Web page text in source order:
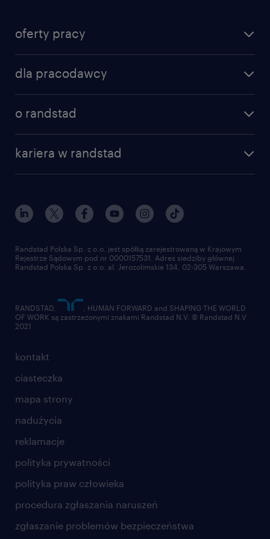
oferty pracy
dla pracodawcy
o randstad
kariera w randstad
kontakt
ciasteczka
mapa strony
nadużycia
reklamacje
polityka prywatności
polityka praw człowieka
procedura zgłaszania naruszeń
zgłaszanie problemów bezpieczeństwa
Randstad Polska Sp. z o.o. jest spółką zarejestrowaną w Krajowym
Rejestrze Sądowym pod nr 0000157531. Adres siedziby głównej
Randstad Polska Sp. z o.o. al. Jerozolimskie 134, 02-305 Warszawa.
RANDSTAD,
, HUMAN FORWARD and SHAPING THE WORLD
OF WORK są zastrzeżonymi znakami Randstad N.V. © Randstad N.V
2021